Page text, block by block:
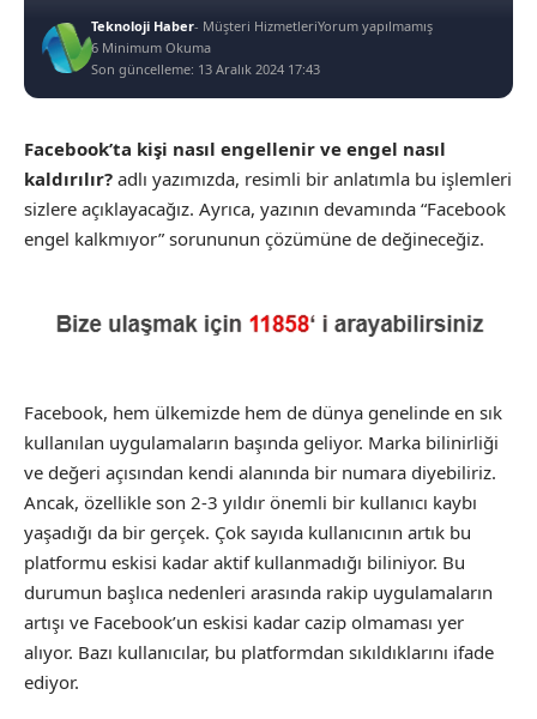
Son güncelleme: 13 Aralık 2024 17:43
Teknoloji Haber- Müşteri HizmetleriYorum yapılmamış
6 Minimum Okuma
Facebook’ta kişi nasıl engellenir ve engel nasıl
kaldırılır? adlı yazımızda, resimli bir anlatımla bu işlemleri
sizlere açıklayacağız. Ayrıca, yazının devamında “Facebook
engel kalkmıyor” sorununun çözümüne de değineceğiz.
Facebook, hem ülkemizde hem de dünya genelinde en sık
kullanılan uygulamaların başında geliyor. Marka bilinirliği
ve değeri açısından kendi alanında bir numara diyebiliriz.
Ancak, özellikle son 2-3 yıldır önemli bir kullanıcı kaybı
yaşadığı da bir gerçek. Çok sayıda kullanıcının artık bu
platformu eskisi kadar aktif kullanmadığı biliniyor. Bu
durumun başlıca nedenleri arasında rakip uygulamaların
artışı ve Facebook’un eskisi kadar cazip olmaması yer
alıyor. Bazı kullanıcılar, bu platformdan sıkıldıklarını ifade
ediyor.